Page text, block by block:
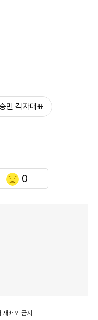
민 각자대표
0
배포 금지